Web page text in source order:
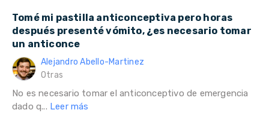
Tomé mi pastilla anticonceptiva pero horas
después presenté vómito, ¿es necesario tomar
un anticonce
Alejandro Abello-Martinez
Otras
No es necesario tomar el anticonceptivo de emergencia
dado q... Leer más